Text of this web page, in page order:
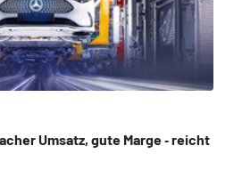
Umsatz, gute Marge ‑ reicht